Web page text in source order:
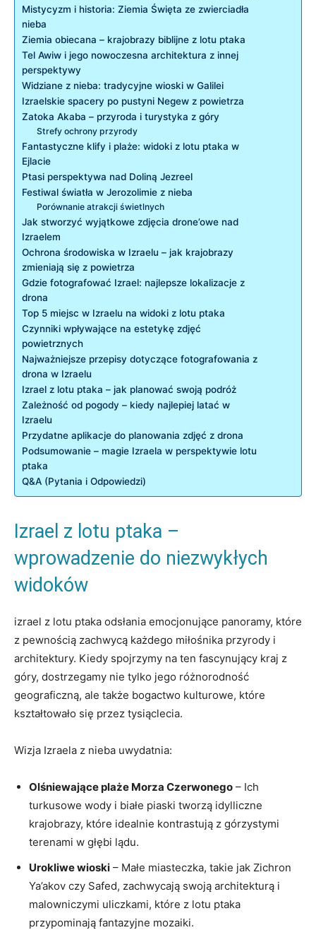
Mistycyzm i historia: Ziemia Święta ze zwierciadła
nieba
Ziemia obiecana – krajobrazy biblijne z lotu ptaka
Tel Awiw i jego nowoczesna architektura z innej
perspektywy
Widziane z nieba: tradycyjne wioski w Galilei
Izraelskie spacery po pustyni Negew z powietrza
Zatoka Akaba – przyroda i turystyka z góry
Strefy ochrony przyrody
Fantastyczne klify i plaże: widoki z lotu ptaka w
Ejlacie
Ptasi perspektywa nad Doliną Jezreel
Festiwal światła w Jerozolimie z nieba
Porównanie atrakcji świetlnych
Jak stworzyć wyjątkowe zdjęcia drone’owe nad
Izraelem
Ochrona środowiska w Izraelu – jak krajobrazy
zmieniają się z powietrza
Gdzie fotografować Izrael: najlepsze lokalizacje z
drona
Top 5 miejsc w Izraelu na widoki z lotu ptaka
Czynniki wpływające na estetykę zdjęć
powietrznych
Najważniejsze przepisy dotyczące fotografowania z
drona w Izraelu
Izrael z lotu ptaka – jak planować swoją podróż
Zależność od pogody – kiedy najlepiej latać w
Izraelu
Przydatne aplikacje do planowania zdjęć z drona
Podsumowanie – magie Izraela w perspektywie lotu
ptaka
Q&A (Pytania i Odpowiedzi)
Izrael z lotu ptaka –
wprowadzenie do niezwykłych
widoków
izrael z lotu ptaka odsłania emocjonujące panoramy, które
z pewnością zachwycą każdego miłośnika przyrody i
architektury. Kiedy spojrzymy na ten fascynujący kraj z
góry, dostrzegamy nie tylko jego różnorodność
geograficzną, ale także bogactwo kulturowe, które
kształtowało się przez tysiąclecia.
Wizja Izraela z nieba uwydatnia:
Olśniewające plaże Morza Czerwonego – Ich
turkusowe wody i białe piaski tworzą idylliczne
krajobrazy, które idealnie kontrastują z górzystymi
terenami w głębi lądu.
Urokliwe wioski – Małe miasteczka, takie jak Zichron
Ya’akov czy Safed, zachwycają swoją architekturą i
malowniczymi uliczkami, które z lotu ptaka
przypominają fantazyjne mozaiki.